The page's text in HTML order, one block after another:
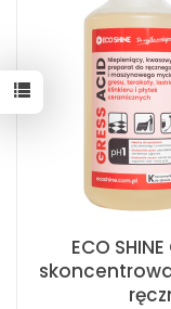
ECO